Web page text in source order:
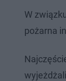
W
pożarna